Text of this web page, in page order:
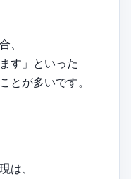
、
す」といった
とが多いです。
は、